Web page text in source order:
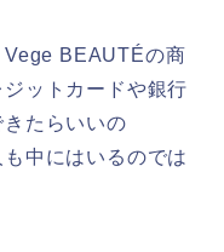
Vege BEAUTÉの商
ットカードや銀行
たらいいの
中にはいるのでは